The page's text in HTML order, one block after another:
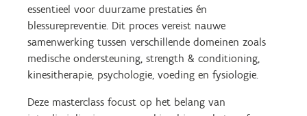
essentieel voor duurzame prestaties én
blessurepreventie. Dit proces vereist nauwe
samenwerking tussen verschillende domeinen zoals
medische ondersteuning, strength & conditioning,
kinesitherapie, psychologie, voeding en fysiologie.
Deze masterclass focust op het belang van